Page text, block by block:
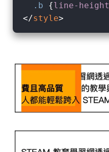
.b {line-height
</style>